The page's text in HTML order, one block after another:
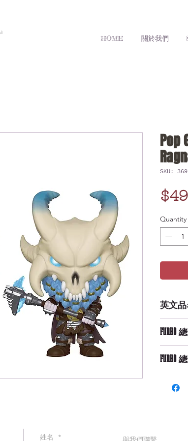
HOME 關於我們
Pop
SKU:
Quantity
英文品
FUNKO
FUNKO